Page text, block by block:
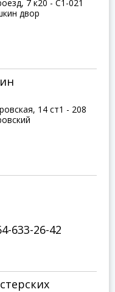
7 к20 - C1-021
двор
14 ст1 - 208
633-26-42